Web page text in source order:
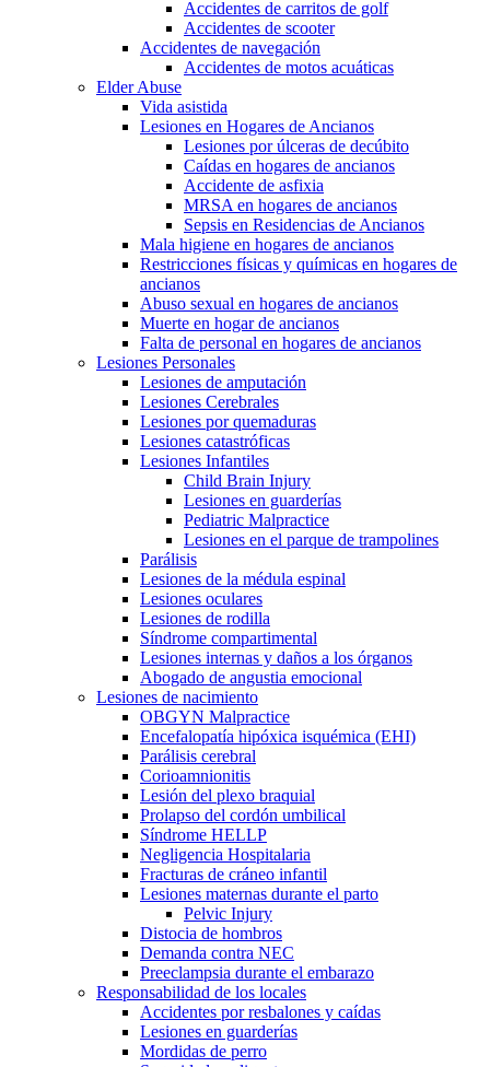
Accidentes de carritos de golf
Accidentes de scooter
Accidentes de navegación
Accidentes de motos acuáticas
Elder Abuse
Vida asistida
Lesiones en Hogares de Ancianos
Lesiones por úlceras de decúbito
Caídas en hogares de ancianos
Accidente de asfixia
MRSA en hogares de ancianos
Sepsis en Residencias de Ancianos
Mala higiene en hogares de ancianos
Restricciones físicas y químicas en hogares de
ancianos
Abuso sexual en hogares de ancianos
Muerte en hogar de ancianos
Falta de personal en hogares de ancianos
Lesiones Personales
Lesiones de amputación
Lesiones Cerebrales
Lesiones por quemaduras
Lesiones catastróficas
Lesiones Infantiles
Child Brain Injury
Lesiones en guarderías
Pediatric Malpractice
Lesiones en el parque de trampolines
Parálisis
Lesiones de la médula espinal
Lesiones oculares
Lesiones de rodilla
Síndrome compartimental
Lesiones internas y daños a los órganos
Abogado de angustia emocional
Lesiones de nacimiento
OBGYN Malpractice
Encefalopatía hipóxica isquémica (EHI)
Parálisis cerebral
Corioamnionitis
Lesión del plexo braquial
Prolapso del cordón umbilical
Síndrome HELLP
Negligencia Hospitalaria
Fracturas de cráneo infantil
Lesiones maternas durante el parto
Pelvic Injury
Distocia de hombros
Demanda contra NEC
Preeclampsia durante el embarazo
Responsabilidad de los locales
Accidentes por resbalones y caídas
Lesiones en guarderías
Mordidas de perro